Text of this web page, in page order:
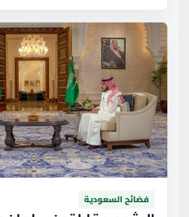
فضائح السعودية